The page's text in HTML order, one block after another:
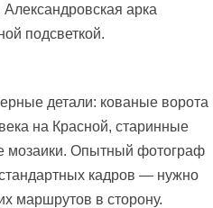
арка
подсветкой.
детали: кованые ворота
на Красной, старинные
мозаики. Опытный фотограф
кадров — нужно
маршрутов в сторону.